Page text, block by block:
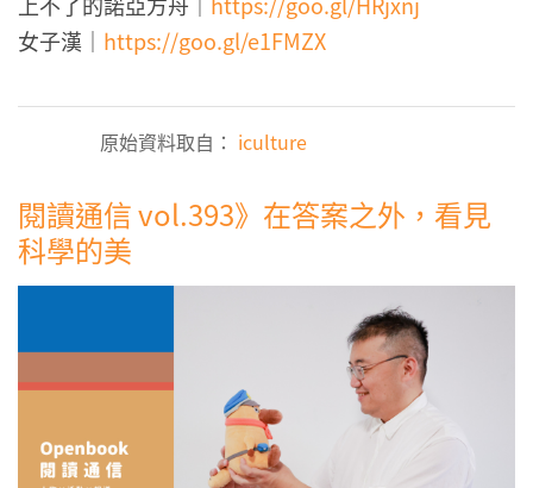
女子漢｜ https://goo.gl/e1FMZX
原始資料取自： iculture
閱讀通信 vol.393》在答案之外，看見
科學的美